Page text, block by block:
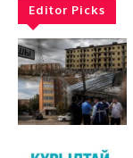
Editor Picks